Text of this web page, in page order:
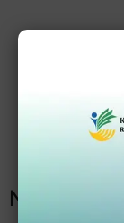
No Posts